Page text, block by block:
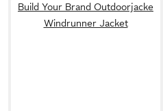
Build Your Brand Outdoorjacke
Windrunner Jacket